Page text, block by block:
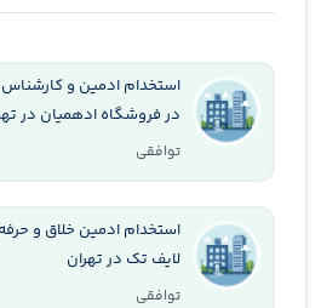
استخدام ادمین و کارشناس
در فروشگاه ادهمیان در
توافقی
استخدام ادمین خلاق و
لایف تک در تهران
توافقی